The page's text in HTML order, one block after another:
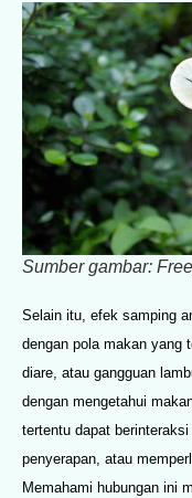
Sumber gambar:
Selain itu, efek samping
dengan pola makan yang
diare, atau gangguan
dengan mengetahui
tertentu dapat
penyerapan, atau
Memahami hubungan ini